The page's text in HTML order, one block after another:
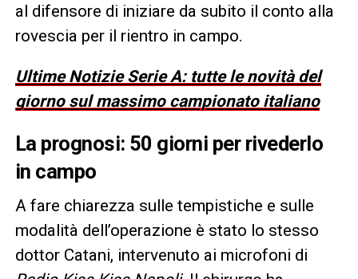
al difensore di iniziare da subito il conto alla
rovescia per il rientro in campo.
Ultime Notizie Serie A: tutte le novità del
giorno sul massimo campionato italiano
La prognosi: 50 giorni per rivederlo
in campo
A fare chiarezza sulle tempistiche e sulle
modalità dell’operazione è stato lo stesso
dottor Catani, intervenuto ai microfoni di